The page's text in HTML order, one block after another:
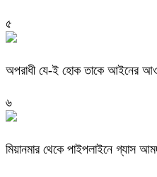
৫
অপরাধী যে-ই হোক তাকে আইনের
৬
মিয়ানমার থেকে পাইপলাইনে গ্যাস